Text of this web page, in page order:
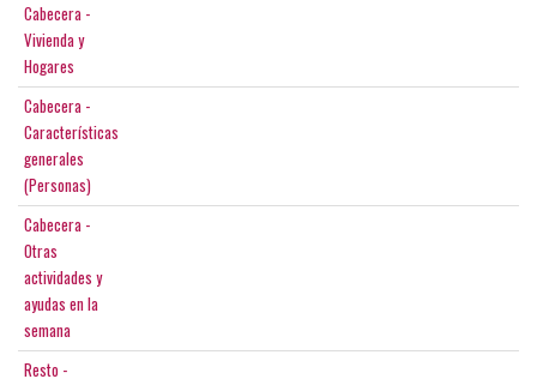
Cabecera -
Vivienda y
Hogares
Cabecera -
Características
generales
(Personas)
Cabecera -
Otras
actividades y
ayudas en la
semana
Resto -